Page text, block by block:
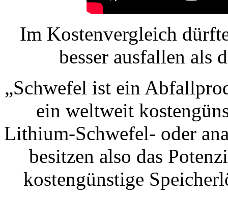
Im Kostenvergleich
besser ausfallen
„Schwefel ist ein
ein weltweit
Lithium-Schwefel- oder
besitzen also das
kostengünstige